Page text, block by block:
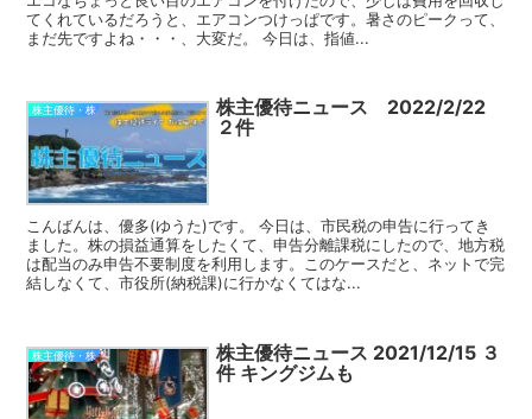
てくれているだろうと、エアコンつけっぱです。暑さのピークって、
まだ先ですよね・・・、大変だ。 今日は、指値...
株主優待・株
株主優待ニュース 2022/2/22
２件
こんばんは、優多(ゆうた)です。 今日は、市民税の申告に行ってき
ました。株の損益通算をしたくて、申告分離課税にしたので、地方税
は配当のみ申告不要制度を利用します。このケースだと、ネットで完
結しなくて、市役所(納税課)に行かなくてはな...
株主優待・株
株主優待ニュース 2021/12/15 ３
件 キングジムも